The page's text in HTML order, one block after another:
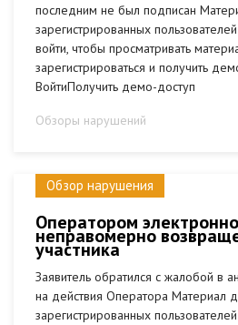
последним не был подписан
зарегистрированных
войти, чтобы просматривать
зарегистрироваться и получить
ВойтиПолучить демо-доступ
Обзоры нарушений
Обзор нарушения
Оператором
неправомерно
участника
Заявитель обратился с жалобой в
на действия Оператора Материал
зарегистрированных